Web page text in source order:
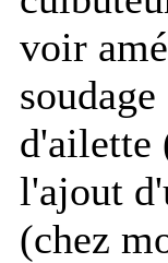
voir
d'ailette
l'ajout
(chez